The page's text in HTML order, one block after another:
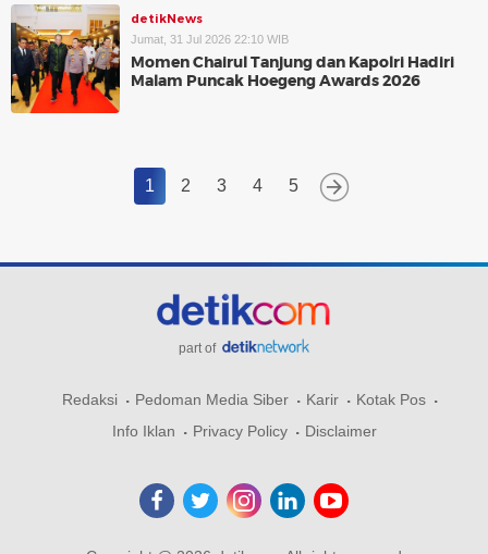
detikNews
Jumat, 31 Jul 2026 22:10 WIB
Momen Chairul Tanjung dan Kapolri Hadiri
Malam Puncak Hoegeng Awards 2026
1 2 3 4 5
part of
Redaksi Pedoman Media Siber Karir
Kotak Pos
Info Iklan
Privacy Policy Disclaimer